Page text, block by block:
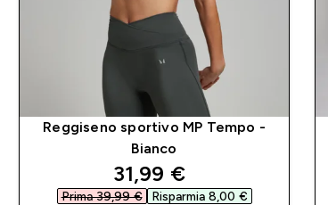
Reggiseno sportivo MP Tempo -
Bianco
discounted price
31,99 €‎
Prima 39,99 €‎ Risparmia 8,00 €‎